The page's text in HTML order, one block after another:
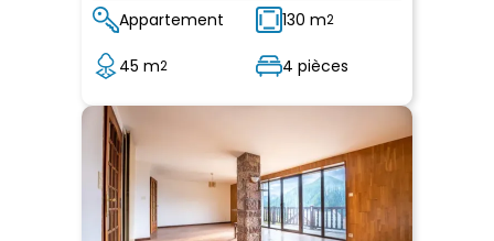
Appartement 130 m2
45 m2 4 pièces